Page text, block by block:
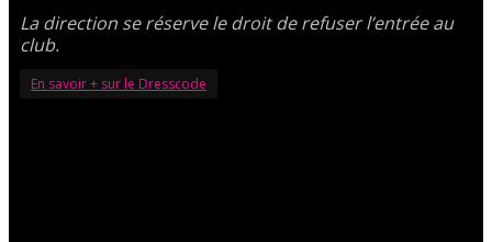
La direction se réserve le droit de refuser l’entrée au
club.
En savoir + sur le Dresscode